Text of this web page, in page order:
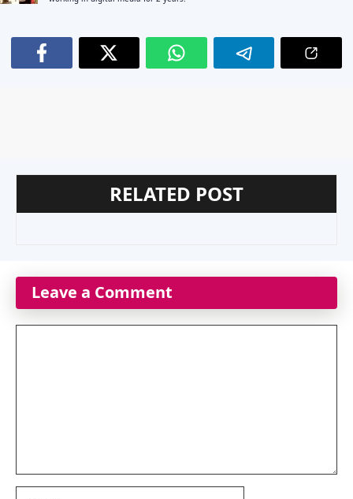
RELATED POST
Leave a Comment